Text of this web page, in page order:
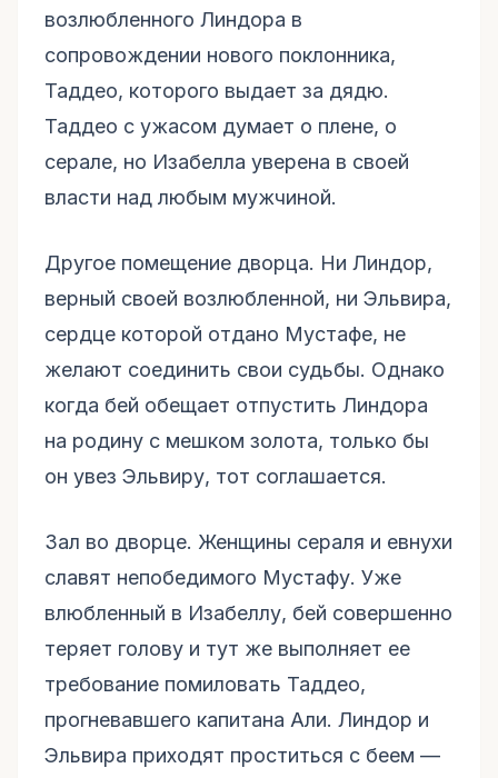
возлюбленного Линдора в
сопровождении нового поклонника,
Таддео, которого выдает за дядю.
Таддео с ужасом думает о плене, о
серале, но Изабелла уверена в своей
власти над любым мужчиной.
Другое помещение дворца. Ни Линдор,
верный своей возлюбленной, ни Эльвира,
сердце которой отдано Мустафе, не
желают соединить свои судьбы. Однако
когда бей обещает отпустить Линдора
на родину с мешком золота, только бы
он увез Эльвиру, тот соглашается.
Зал во дворце. Женщины сераля и евнухи
славят непобедимого Мустафу. Уже
влюбленный в Изабеллу, бей совершенно
теряет голову и тут же выполняет ее
требование помиловать Таддео,
прогневавшего капитана Али. Линдор и
Эльвира приходят проститься с беем —